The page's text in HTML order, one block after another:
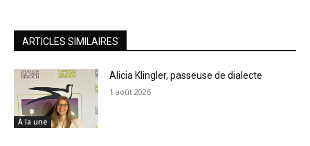
ARTICLES SIMILAIRES
À la une
Alicia Klingler, passeuse de dialecte
1 août 2026